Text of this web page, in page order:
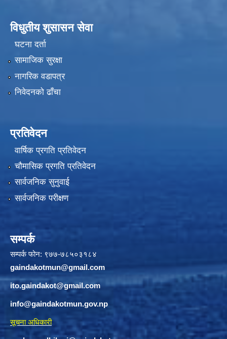
विधुतीय शुसासन सेवा
घटना दर्ता
सामाजिक सुरक्षा
नागरिक वडापत्र
निवेदनको ढाँचा
प्रतिवेदन
वार्षिक प्रगति प्रतिवेदन
चौमासिक प्रगति प्रतिवेदन
सार्वजनिक सुनुवाई
सार्वजनिक परीक्षण
सम्पर्क
सम्पर्क फोन: ९७७-७८५०३१८४
gaindakotmun@gmail.com
ito.gaindakot@gmail.com
info@gaindakotmun.gov.np
सूचना अधिकारी